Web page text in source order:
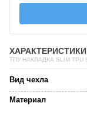
ХАРАКТЕРИСТИКИ
ТПУ НАКЛАДКА SLIM TPU
Вид чехла
Материал